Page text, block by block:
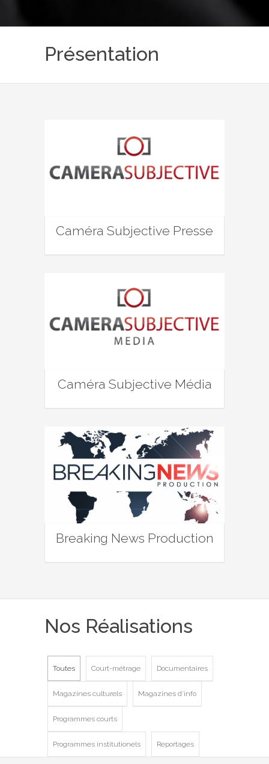
Présentation
Caméra Subjective Presse
Caméra Subjective Média
Breaking News Production
Nos Réalisations
Toutes Court-métrage Documentaires
Magazines culturels Magazines d'info
Programmes courts
Programmes institutionels Reportages